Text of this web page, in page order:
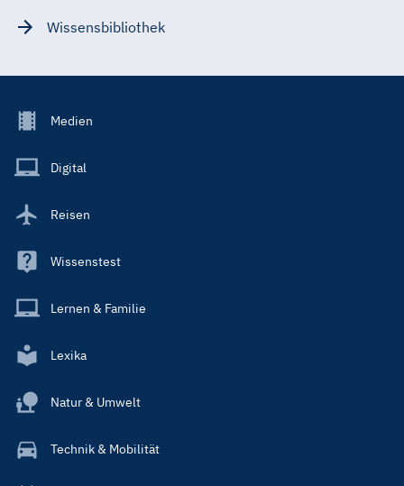
Wissensbibliothek
Footer
Main
Medien
Digital
Reisen
Wissenstest
Lernen & Familie
Lexika
Natur & Umwelt
Technik & Mobilität